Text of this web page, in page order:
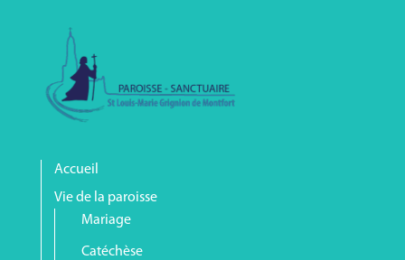
Accueil
Vie de la paroisse
Mariage
Catéchèse